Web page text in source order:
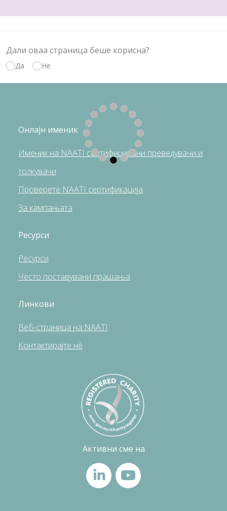
Дали оваа страница беше корисна?
Да Не
Онлајн именик
Именик на NAATI сертифицирани преведувачи и
толкувачи
Проверете NAATI сертификација
За кампањата
Ресурси
Pесурси
Често поставувани прашања
Линкови
Веб-страница на NAATI
Контактирајте нè
Активни сме на